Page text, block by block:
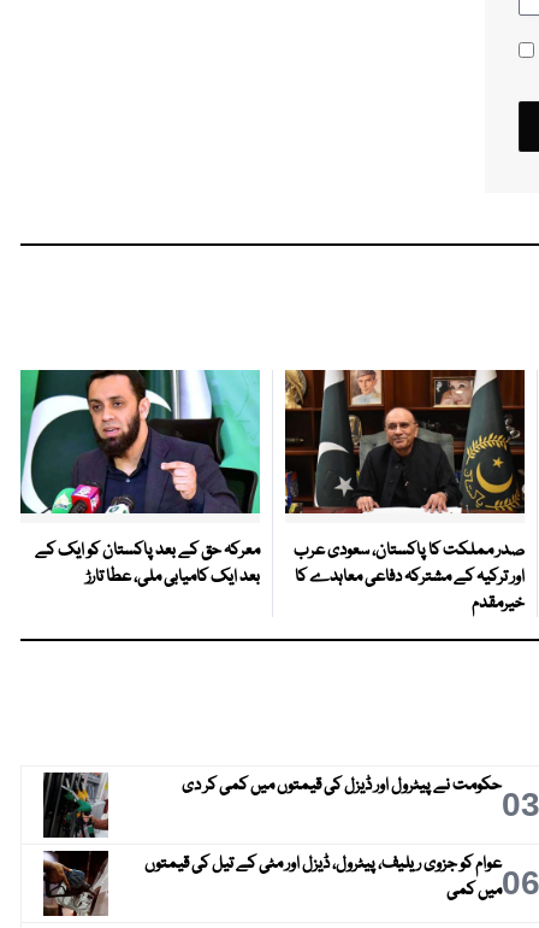
صدر مملکت کا پاکستان، سعودی عرب
اور ترکیہ کے مشترکہ دفاعی معاہدے کا
خیرمقدم
معرکہ حق کے بعد پاکستان کو ایک کے
بعد ایک کامیابی ملی، عطا تارڑ
03حکومت نے پیٹرول اور ڈیزل کی قیمتوں میں کمی کر دی
06عوام کو جزوی ریلیف، پیٹرول، ڈیزل اور مٹی کے تیل کی قیمتوں
میں کمی